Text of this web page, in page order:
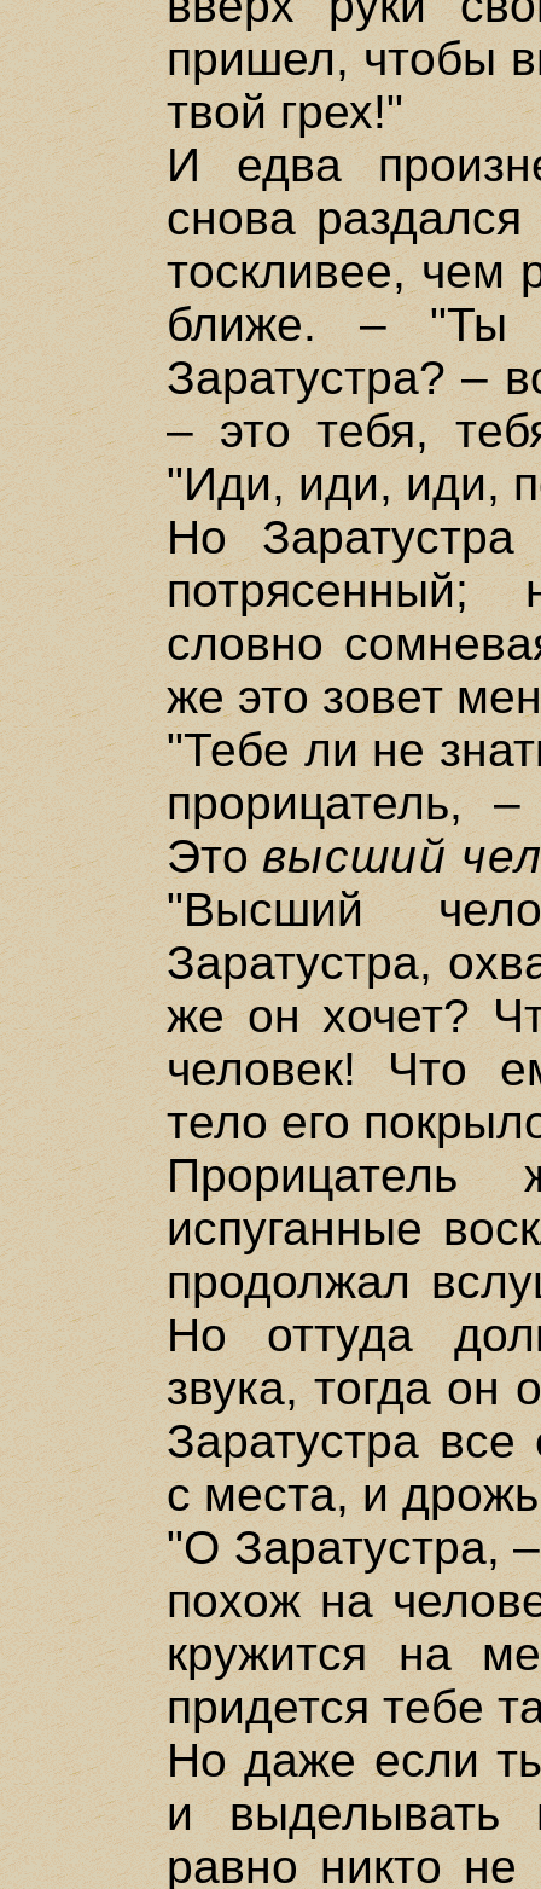
пришел, чтобы
твой грех!"
И едва
снова
тоскливее, чем
ближе. – "Ты
Заратустра? –
– это тебя,
"Иди, иди, иди,
Но
потрясенный;
словно
же это зовет
"Тебе ли не
прорицатель,
Этовысший
"Высший
Заратустра,
же он хочет?
человек! Что
тело его
испуганные
продолжал
Но оттуда
звука, тогда он
Заратустра
с места, и
"О Заратустра,
похож на
кружится на
придется тебе
Но даже если
и выделывать
равно никто не